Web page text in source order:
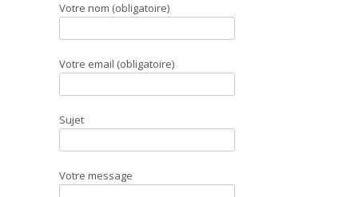
Votre nom (obligatoire)
Votre email (obligatoire)
Sujet
Votre message